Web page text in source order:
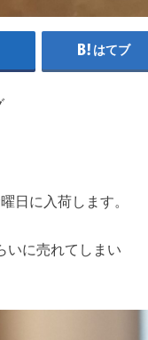
はてブ
日に入荷します。
いに売れてしまい